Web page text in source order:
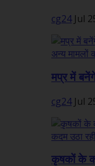
cg24 Jul
मप्र में
cg24 Jul
कृषकों के